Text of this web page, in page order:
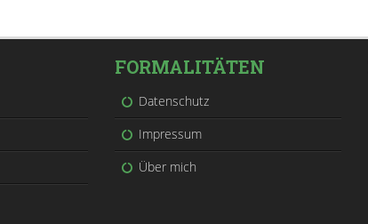
FORMALITÄTEN
Datenschutz
Impressum
Über mich